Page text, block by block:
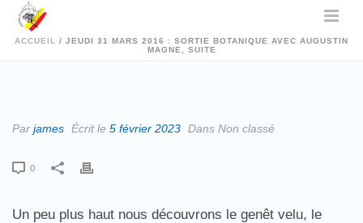
ACCUEIL / JEUDI 31 MARS 2016 : SORTIE BOTANIQUE AVEC AUGUSTIN
MAGNE, SUITE
Par james Écrit le 5 février 2023 Dans Non classé
0
Un peu plus haut nous découvrons le genêt velu, le